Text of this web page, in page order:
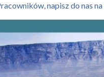
napisz do nas na